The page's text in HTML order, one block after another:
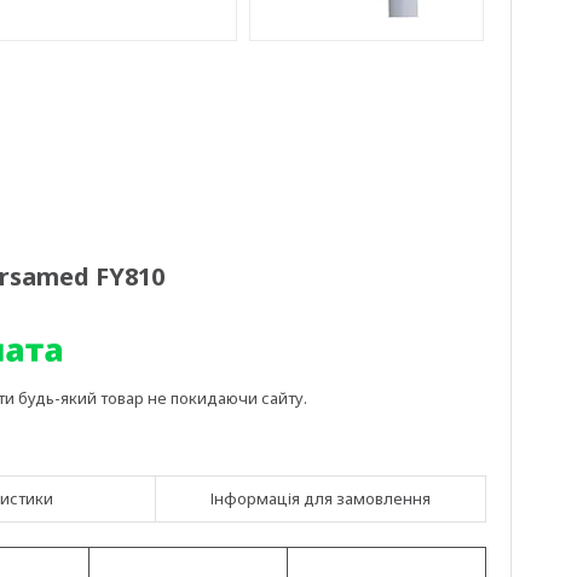
FY810
будь-який товар не покидаючи сайту.
Інформація для замовлення